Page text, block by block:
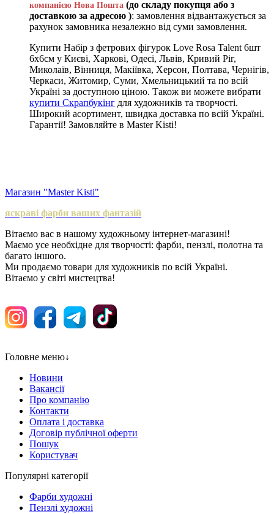
компанією Нова Пошта (до складу покупця або з
доставкою за адресою ): замовлення відвантажується за
рахунок замовника незалежно від суми замовлення.
Купити Набір з фетрових фігурок Love Rosa Talent 6шт
6х6см у Києві, Харкові, Одесі, Львів, Кривий Ріг,
Миколаїв, Вінниця, Макіївка, Херсон, Полтава, Чернігів,
Черкаси, Житомир, Суми, Хмельницький та по всій
Україні за доступною ціною. Також ви можете вибрати
купити Скрапбукінг для художників та творчості.
Широкий асортимент, швидка доставка по всій Україні.
Гарантії! Замовляйте в Master Kisti!
Магазин "Master Kisti"
яскраві фарби ваших фантазій
Вітаємо вас в нашому художньому інтернет-магазині!
Маємо усе необхідне для творчості: фарби, пензлі, полотна та
багато іншого.
Ми продаємо товари для художників по всій Україні.
Вітаємо у світі мистецтва!
Головне меню↓
Новини
Вакансії
Про компанію
Контакти
Оплата і доставка
Договір публічної оферти
Пошук
Користувач
Популярні категорії
Фарби художні
Пензлі художні